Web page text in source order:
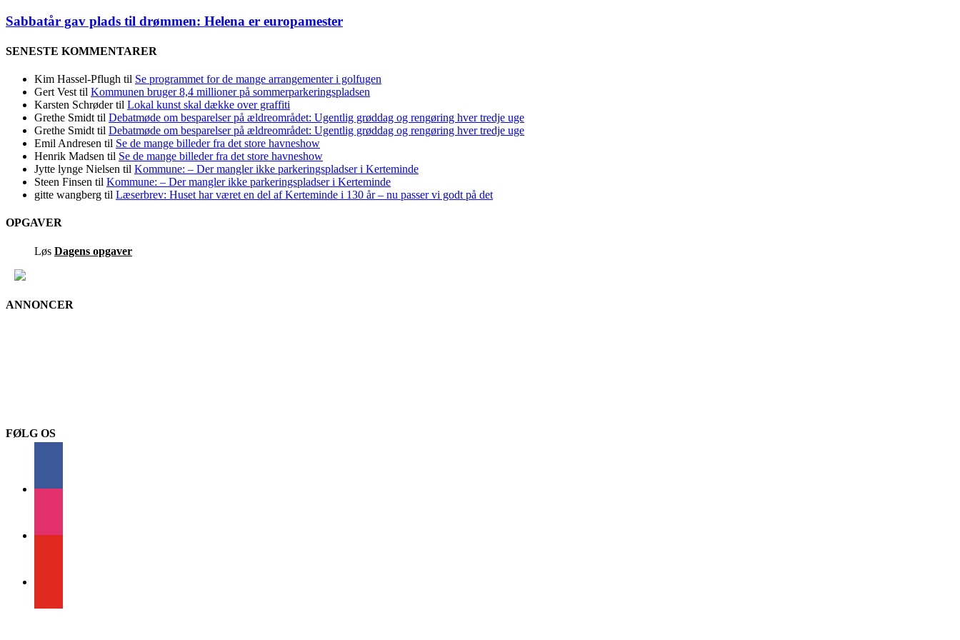
Sabbatår gav plads til drømmen: Helena er europamester
SENESTE KOMMENTARER
Kim Hassel-Pflugh til Se programmet for de mange arrangementer i golfugen
Gert Vest til Kommunen bruger 8,4 millioner på sommerparkeringspladsen
Karsten Schrødertil Lokal kunst skal dække over graffiti
Grethe Smidt til Debatmøde om besparelser på ældreområdet: Ugentlig grøddag og rengøring hver tredje uge
Grethe Smidt til Debatmøde om besparelser på ældreområdet: Ugentlig grøddag og rengøring hver tredje uge
Emil Andresen til Se de mange billeder fra det store havneshow
Henrik Madsen til Se de mange billeder fra det store havneshow
Jytte lynge Nielsen til Kommune: – Der mangler ikke parkeringspladser i Kerteminde
Steen Finsen til Kommune: – Der mangler ikke parkeringspladser i Kerteminde
gitte wangberg til Læserbrev: Huset har været en del af Kerteminde i 130 år – nu passer vi godt på det
OPGAVER
Løs Dagens opgaver
ANNONCER
FØLG OS